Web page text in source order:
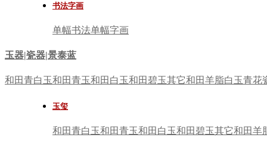
书法字画
单幅书法单幅字画
玉器|瓷器|景泰蓝
和田青白玉和田青玉和田白玉和田碧玉其它和田羊脂白玉青花
玉玺
和田青白玉和田青玉和田白玉和田碧玉其它和田羊